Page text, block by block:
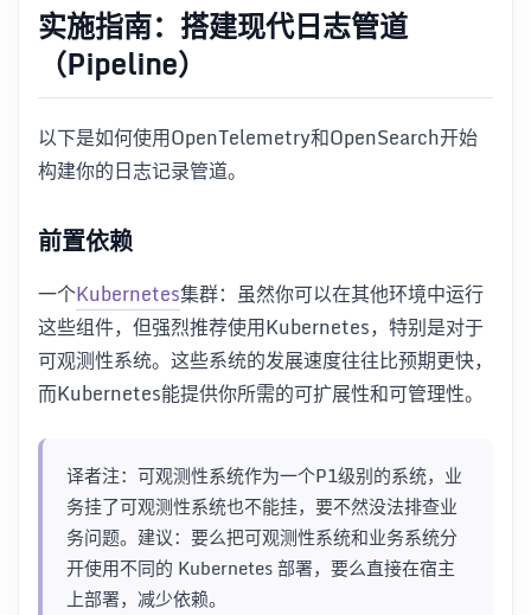
实施指南：搭建现代日志管道
（Pipeline）
以下是如何使用OpenTelemetry和OpenSearch开始
构建你的日志记录管道。
前置依赖
一个Kubernetes集群：虽然你可以在其他环境中运行
这些组件，但强烈推荐使用Kubernetes，特别是对于
可观测性系统。这些系统的发展速度往往比预期更快，
而Kubernetes能提供你所需的可扩展性和可管理性。
译者注：可观测性系统作为一个P1级别的系统，业
务挂了可观测性系统也不能挂，要不然没法排查业
务问题。建议：要么把可观测性系统和业务系统分
开使用不同的 Kubernetes 部署，要么直接在宿主
上部署，减少依赖。